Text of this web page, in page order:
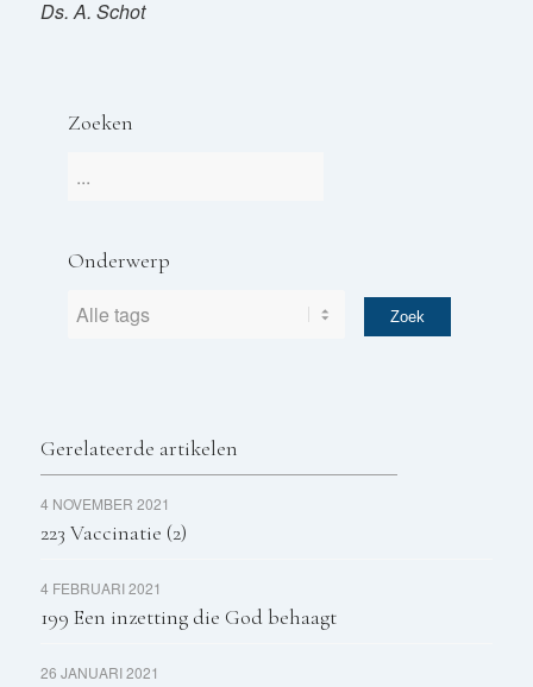
Ds. A. Schot
Zoeken
Onderwerp
Gerelateerde artikelen
4 NOVEMBER 2021
223 Vaccinatie (2)
4 FEBRUARI 2021
199 Een inzetting die God behaagt
26 JANUARI 2021